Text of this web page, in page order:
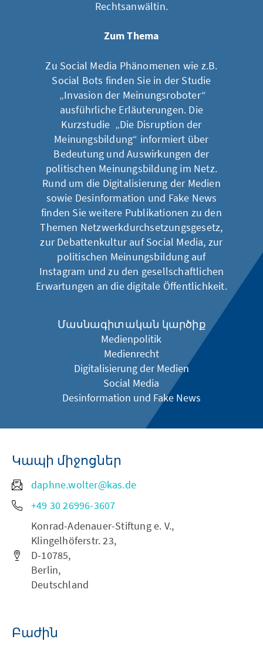
Rechtsanwältin.
Zum Thema
Zu Social Media Phänomenen wie z.B.
Social Bots finden Sie in der Studie
„Invasion der Meinungsroboter“
ausführliche Erläuterungen. Die
Kurzstudie „Die Disruption der
Meinungsbildung“ informiert über
Bedeutung und Auswirkungen der
politischen Meinungsbildung im Netz.
Rund um die Digitalisierung der Medien
sowie Desinformation und Fake News
finden Sie weitere Publikationen zu den
Themen Netzwerkdurchsetzungsgesetz,
zur Debattenkultur auf Social Media, zur
politischen Meinungsbildung auf
Instagram und zu den gesellschaftlichen
Erwartungen an die digitale Öffentlichkeit.
Մասնագիտական կարծիք
Medienpolitik
Medienrecht
Digitalisierung der Medien
Social Media
Desinformation und Fake News
Կապի միջոցներ
daphne.wolter@kas.de
+49 30 26996-3607
Konrad-Adenauer-Stiftung e. V.,
Klingelhöferstr. 23,
D-10785,
Berlin,
Deutschland
Բաժին